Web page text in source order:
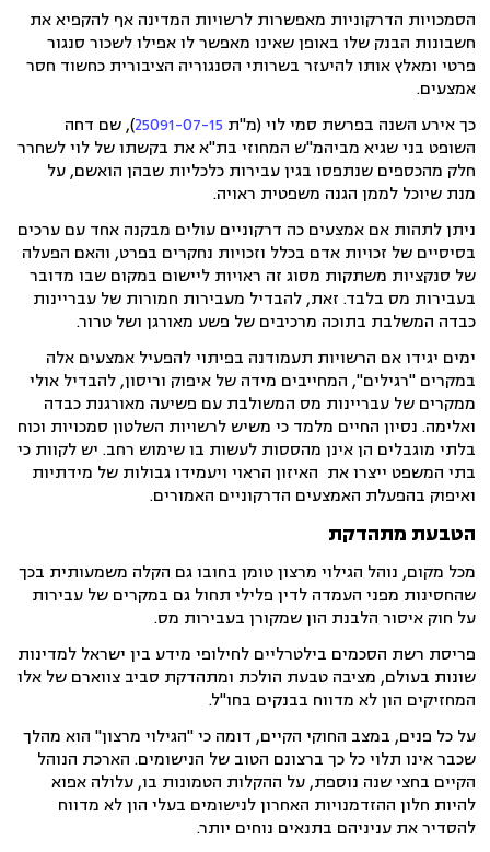
הסמכויות הדרקוניות מאפשרות לרשויות המדינה אף להקפיא את
חשבונות הבנק שלו באופן שאינו מאפשר לו אפילו לשכור סנגור
פרטי ומאלץ אותו להיעזר בשרותי הסנגוריה הציבורית כחשוד חסר
אמצעים.
כך אירע השנה בפרשת סמי לוי (מ"ת 25091-07-15), שם דחה
השופט בני שגיא מביהמ"ש המחוזי בת"א את בקשתו של לוי לשחרר
חלק מהכספים שנתפסו בגין עבירות כלכליות שבהן הואשם, על
מנת שיוכל לממן הגנה משפטית ראויה.
ניתן לתהות אם אמצעים כה דרקוניים עולים מבקנה אחד עם ערכים
בסיסיים של זכויות אדם בכלל וזכויות נחקרים בפרט, והאם הפעלה
של סנקציות משתקות מסוג זה ראויות ליישום במקום שבו מדובר
בעבירות מס בלבד. זאת, להבדיל מעבירות חמורות של עבריינות
כבדה המשלבת בתוכה מרכיבים של פשע מאורגן ושל טרור.
ימים יגידו אם הרשויות תעמודנה בפיתוי להפעיל אמצעים אלה
במקרים "רגילים", המחייבים מידה של איפוק וריסון, להבדיל אולי
ממקרים של עבריינות מס המשולבת עם פשיעה מאורגנת כבדה
ואלימה. נסיון החיים מלמד כי משיש לרשויות השלטון סמכויות וכוח
בלתי מוגבלים הן אינן מהססות לעשות בו שימוש רחב. יש לקוות כי
בתי המשפט ייצרו את האיזון הראוי ויעמידו גבולות של מידתיות
ואיפוק בהפעלת האמצעים הדרקוניים האמורים.
הטבעת מתהדקת
מכל מקום, נוהל הגילוי מרצון טומן בחובו גם הקלה משמעותית בכך
שהחסינות מפני העמדה לדין פלילי תחול גם במקרים של עבירות
על חוק איסור הלבנת הון שמקורן בעבירות מס.
פריסת רשת הסכמים בילטרליים לחילופי מידע בין ישראל למדינות
שונות בעולם, מציבה טבעת הולכת ומתהדקת סביב צווארם של אלו
המחזיקים הון לא מדווח בבנקים בחו"ל.
על כל פנים, במצב החוקי הקיים, דומה כי "הגילוי מרצון" הוא מהלך
שכבר אינו תלוי כל כך ברצונם הטוב של הנישומים. הארכת הנוהל
הקיים בחצי שנה נוספת, על ההקלות הטמונות בו, עלולה אפוא
להיות חלון ההזדמנויות האחרון לנישומים בעלי הון לא מדווח
להסדיר את עניניהם בתנאים נוחים יותר.